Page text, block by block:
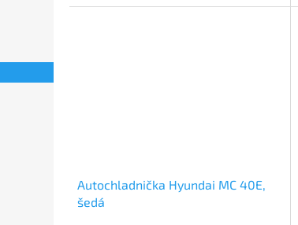
Autochladnička Hyundai MC 40E,
šedá